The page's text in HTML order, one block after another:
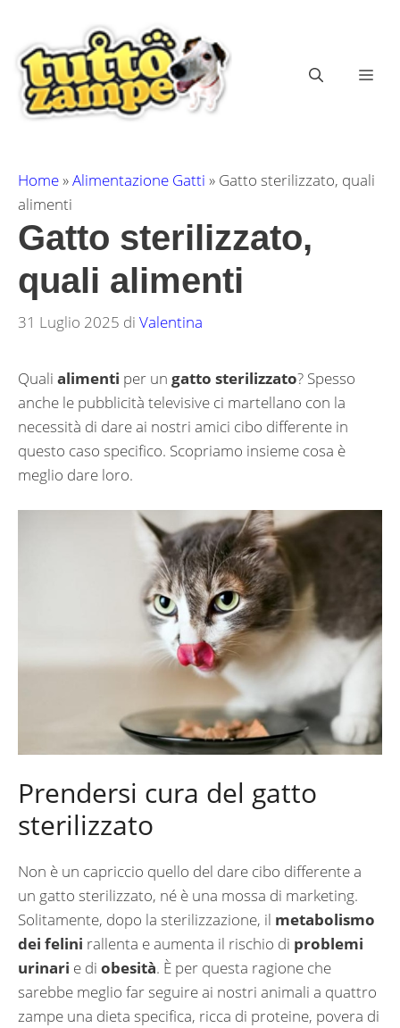
contenuto
Home»Alimentazione Gatti » Gatto sterilizzato, quali
alimenti
Gatto sterilizzato,
quali alimenti
31 Luglio 2025 di Valentina
Quali alimenti per un gatto sterilizzato? Spesso
anche le pubblicità televisive ci martellano con la
necessità di dare ai nostri amici cibo differente in
questo caso specifico. Scopriamo insieme cosa è
meglio dare loro.
Prendersi cura del gatto
sterilizzato
Non è un capriccio quello del dare cibo differente a
un gatto sterilizzato, né è una mossa di marketing.
Solitamente, dopo la sterilizzazione, il metabolismo
dei felini rallenta e aumenta il rischio di problemi
urinari e di obesità. È per questa ragione che
sarebbe meglio far seguire ai nostri animali a quattro
zampe una dieta specifica, ricca di proteine, povera di